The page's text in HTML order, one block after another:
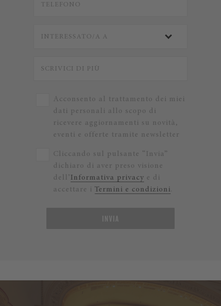
Acconsento al trattamento dei miei
dati personali allo scopo di
ricevere aggiornamenti su novità,
eventi e offerte tramite newsletter
Cliccando sul pulsante “Invia”
dichiaro di aver preso visione
dell’Informativa privacy e di
accettare i Termini e condizioni.
INVIA